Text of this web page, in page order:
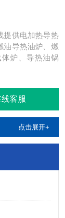
提供电加热导热
油导热油炉、燃
炉、导热油锅
客服
点击展开+